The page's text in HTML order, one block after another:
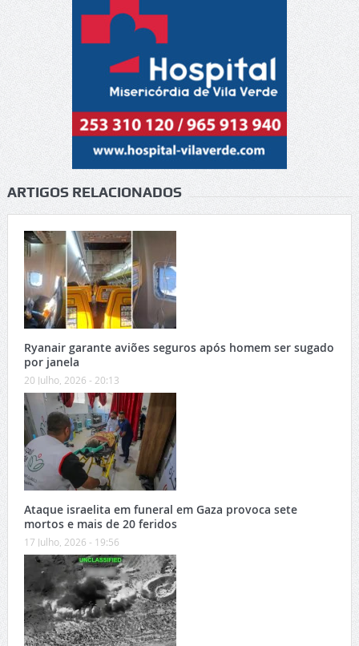
ARTIGOS RELACIONADOS
Ryanair garante aviões seguros após homem ser sugado
por janela
20 Julho, 2026 - 20:13
Ataque israelita em funeral em Gaza provoca sete
mortos e mais de 20 feridos
17 Julho, 2026 - 19:56